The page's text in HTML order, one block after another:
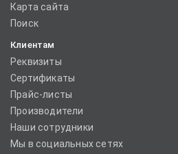
Карта сайта
Поиск
Клиентам
Реквизиты
Сертификаты
Прайс-листы
Производители
Наши сотрудники
Мы в социальных сетях